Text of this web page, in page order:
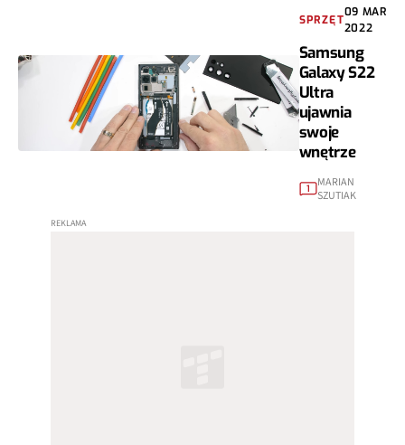
SPRZĘT
09 MAR
2022
Samsung
Galaxy S22
Ultra
ujawnia
swoje
wnętrze
1
MARIAN
SZUTIAK